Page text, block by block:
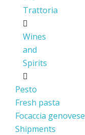
Trattoria
Wines
and
Spirits
Pesto
Fresh pasta
Focaccia genovese
Shipments